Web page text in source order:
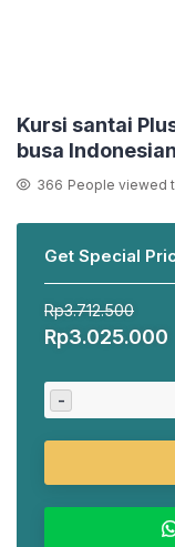
Kursi santai
busa
366 People viewed
Get Special
Rp3.712.500
Harga
adalah:
Rp3.712.500.
Rp3.025.000
-